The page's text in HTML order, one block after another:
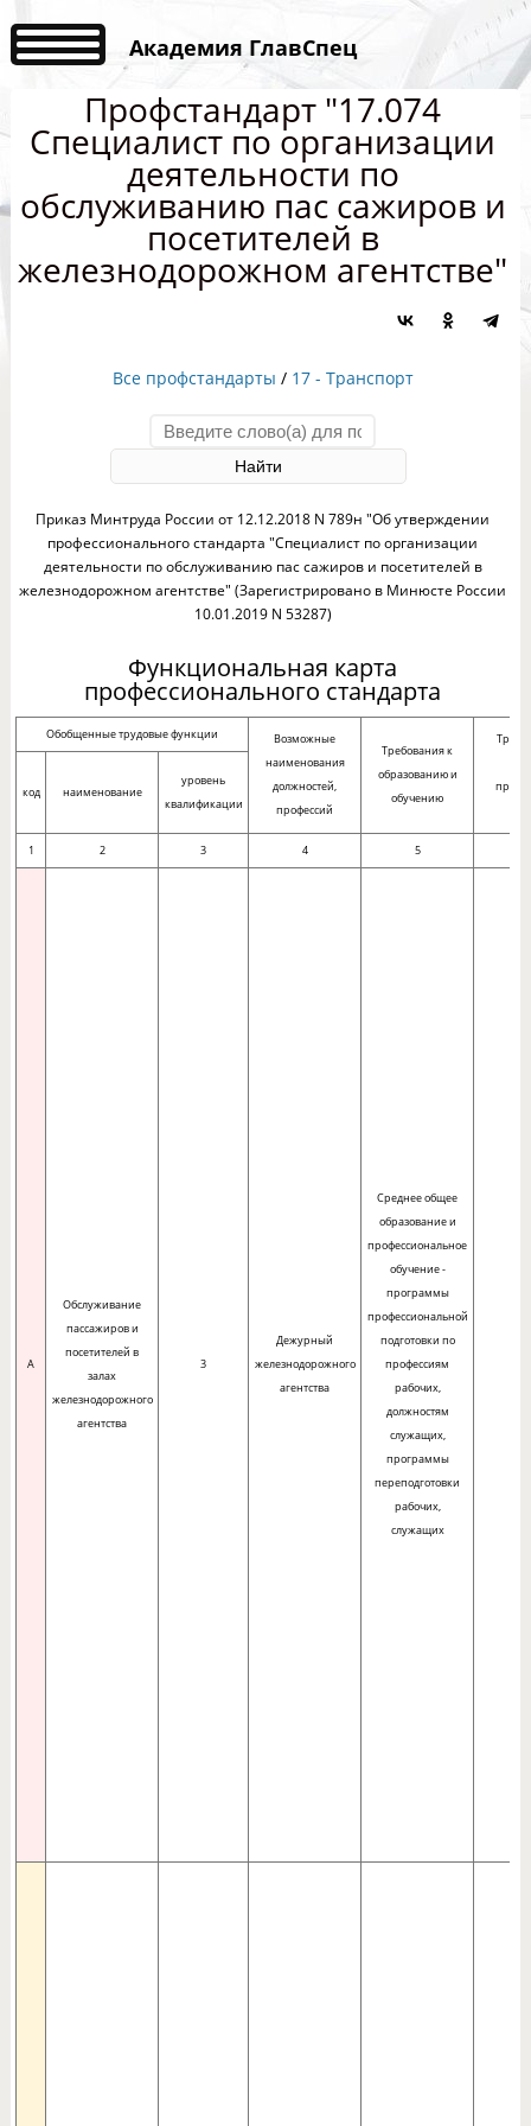
Академия ГлавСпец
Профстандарт "17.074
Специалист по организации
деятельности по
обслуживанию пас сажиров и
посетителей в
железнодорожном агентстве"
Все профстандарты / 17 - Транспорт
Приказ Минтруда России от 12.12.2018 N 789н "Об утверждении
профессионального стандарта "Специалист по организации
деятельности по обслуживанию пас сажиров и посетителей в
железнодорожном агентстве" (Зарегистрировано в Минюсте России
10.01.2019 N 53287)
Функциональная карта
профессионального стандарта
Обобщенные трудовые функции
Возможные
наименования
должностей,
профессий
Требования к
образованию и
обучению
код наименование
уровень
квалификации
1 2 3 4 5
A
Обслуживание
пассажиров и
посетителей в
залах
железнодорожного
агентства
3
Дежурный
железнодорожного
агентства
Среднее общее
образование и
профессиональное
обучение -
программы
профессиональной
подготовки по
профессиям
рабочих,
должностям
служащих,
программы
переподготовки
рабочих,
служащих